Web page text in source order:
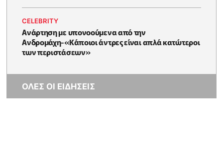
CELEBRITY
Ανάρτηση με υπονοούμενα από την
Ανδρομάχη-«Κάποιοι άντρες είναι απλά κατώτεροι
των περιστάσεων»
ΟΛΕΣ ΟΙ ΕΙΔΗΣΕΙΣ